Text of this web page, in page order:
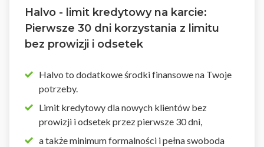
Halvo - limit kredytowy na karcie:
Pierwsze 30 dni korzystania z limitu
bez prowizji i odsetek
Halvo to dodatkowe środki finansowe na Twoje
potrzeby.
Limit kredytowy dla nowych klientów bez
prowizji i odsetek przez pierwsze 30 dni,
a także minimum formalności i pełna swoboda